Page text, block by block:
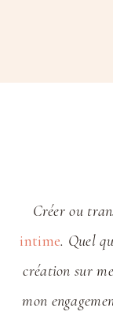
Créer ou
intime. Quel
création sur
mon